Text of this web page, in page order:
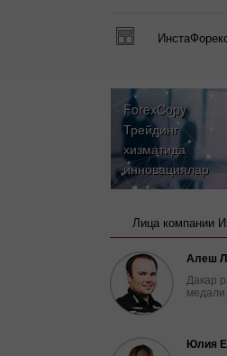
ForexCopy
Трейдинг
хизматида
инновациялар
Лица компании
Алеш
Дакар
медали
Юлия